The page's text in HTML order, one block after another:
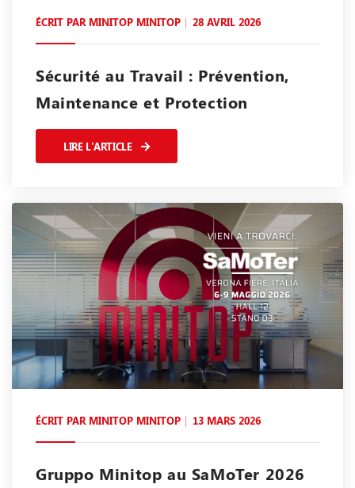
ÉCRIT PAR MINITOP MINITOP 28 AVRIL 2026
Sécurité au Travail : Prévention,
Maintenance et Protection
LIRE L'ARTICLE
ÉCRIT PAR MINITOP MINITOP 13 MARS 2026
Gruppo Minitop au SaMoTer 2026